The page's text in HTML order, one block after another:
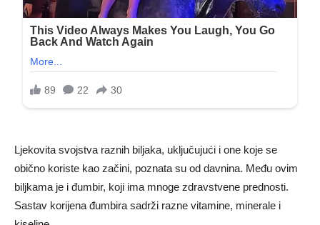
Ljekovita svojstva raznih biljaka, uključujući i one koje se
obično koriste kao začini, poznata su od davnina. Među ovim
biljkama je i đumbir, koji ima mnoge zdravstvene prednosti.
Sastav korijena đumbira sadrži razne vitamine, minerale i